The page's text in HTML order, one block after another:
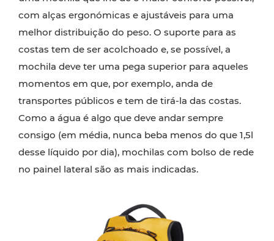
com alças ergonómicas e ajustáveis para uma
melhor distribuição do peso. O suporte para as
costas tem de ser acolchoado e, se possível, a
mochila deve ter uma pega superior para aqueles
momentos em que, por exemplo, anda de
transportes públicos e tem de tirá-la das costas.
Como a água é algo que deve andar sempre
consigo (em média, nunca beba menos do que 1,5l
desse líquido por dia), mochilas com bolso de rede
no painel lateral são as mais indicadas.